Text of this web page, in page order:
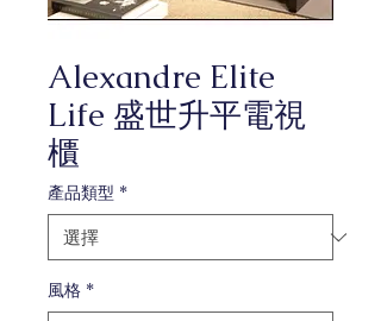
Alexandre Elite
Life 盛世升平電視
櫃
產品類型 *
風格 *